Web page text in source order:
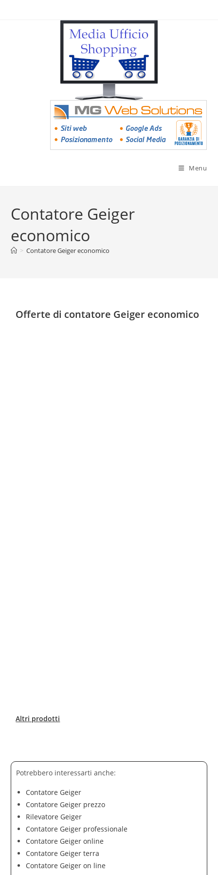
Menu
Contatore Geiger
economico
> Contatore Geiger economico
Offerte di contatore Geiger economico
Altri prodotti
Potrebbero interessarti anche:
Contatore Geiger
Contatore Geiger prezzo
Rilevatore Geiger
Contatore Geiger professionale
Contatore Geiger online
Contatore Geiger terra
Contatore Geiger on line